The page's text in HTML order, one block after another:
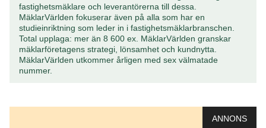
fastighetsmäklare och leverantörerna till dessa.
MäklarVärlden fokuserar även på alla som har en
studieinriktning som leder in i fastighetsmäklarbranschen.
Total upplaga: mer än 8 600 ex. MäklarVärlden granskar
mäklarföretagens strategi, lönsamhet och kundnytta.
MäklarVärlden utkommer årligen med sex välmatade
nummer.
ANNONS